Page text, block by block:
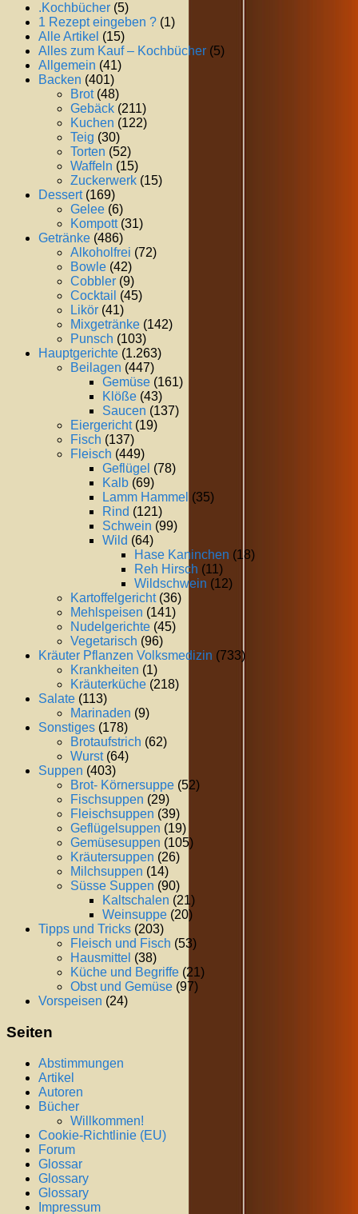
.Kochbücher (5)
1 Rezept eingeben ? (1)
Alle Artikel (15)
Alles zum Kauf – Kochbücher (5)
Allgemein (41)
Backen (401)
Brot(48)
Gebäck (211)
Kuchen (122)
Teig (30)
Torten (52)
Waffeln (15)
Zuckerwerk (15)
Dessert(169)
Gelee (6)
Kompott(31)
Getränke (486)
Alkoholfrei (72)
Bowle (42)
Cobbler (9)
Cocktail (45)
Likör (41)
Mixgetränke (142)
Punsch (103)
Hauptgerichte (1.263)
Beilagen (447)
Gemüse (161)
Klöße (43)
Saucen (137)
Eiergericht(19)
Fisch (137)
Fleisch (449)
Geflügel (78)
Kalb (69)
Lamm Hammel (35)
Rind (121)
Schwein (99)
Wild (64)
Hase Kaninchen (18)
Reh Hirsch (11)
Wildschwein (12)
Kartoffelgericht(36)
Mehlspeisen (141)
Nudelgerichte (45)
Vegetarisch (96)
Kräuter Pflanzen Volksmedizin (733)
Krankheiten (1)
Kräuterküche (218)
Salate (113)
Marinaden (9)
Sonstiges (178)
Brotaufstrich (62)
Wurst(64)
Suppen (403)
Brot- Körnersuppe (52)
Fischsuppen (29)
Fleischsuppen (39)
Geflügelsuppen (19)
Gemüsesuppen (105)
Kräutersuppen (26)
Milchsuppen (14)
Süsse Suppen (90)
Kaltschalen (21)
Weinsuppe (20)
Tipps und Tricks (203)
Fleisch und Fisch (53)
Hausmittel (38)
Küche und Begriffe (21)
Obst und Gemüse (97)
Vorspeisen (24)
Seiten
Abstimmungen
Artikel
Autoren
Bücher
Willkommen!
Cookie-Richtlinie (EU)
Forum
Glossar
Glossary
Glossary
Impressum